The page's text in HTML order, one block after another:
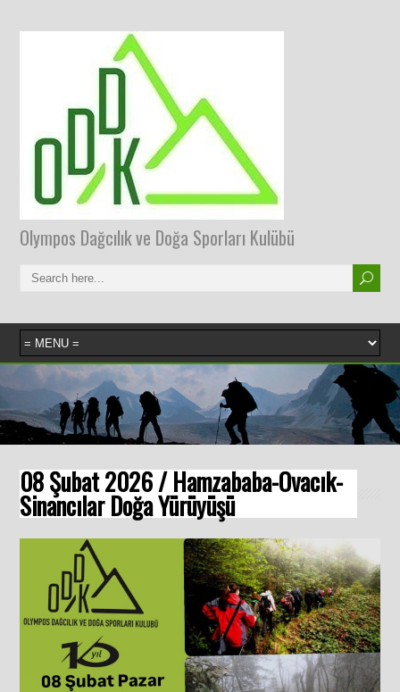
Olympos Dağcılık ve Doğa Sporları Kulübü
08 Şubat 2026 / Hamzababa-Ovacık-
Sinancılar Doğa Yürüyüşü